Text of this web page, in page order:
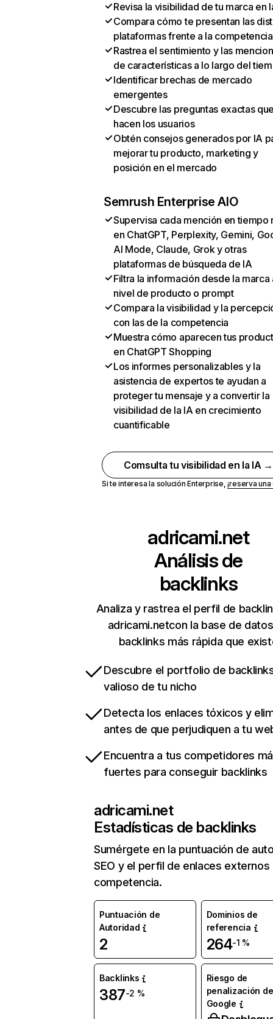
Revisa la visibilidad de tu marca en
Compara cómo te presentan las
plataformas frente a la competencia
Rastrea el sentimiento y las
de características a lo largo del
Identificar brechas de mercado
emergentes
Descubre las preguntas exactas
hacen los usuarios
Obtén consejos generados por IA
mejorar tu producto, marketing y
posición en el mercado
Semrush Enterprise AIO
Supervisa cada mención en tiempo
en ChatGPT, Perplexity, Gemini,
AI Mode, Claude, Grok y otras
plataformas de búsqueda de IA
Filtra la información desde la marca
nivel de producto o prompt
Compara la visibilidad y la
con las de la competencia
Muestra cómo aparecen tus
en ChatGPT Shopping
Los informes personalizables y la
asistencia de expertos te ayudan a
proteger tu mensaje y a convertir la
visibilidad de la IA en crecimiento
cuantificable
Comsulta tu visibilidad en la IA →
Si te interesa la solución Enterprise,¡reserva
adricami.net
Análisis de
backlinks
Analiza y rastrea el perfil de
adricami.netcon la base de
backlinks más rápida que
Descubre el portfolio de
valioso de tu nicho
Detecta los enlaces tóxicos y
antes de que perjudiquen a tu
Encuentra a tus competidores
fuertes para conseguir backlinks
adricami.net
Estadísticas de backlinks
Sumérgete en la puntuación de
SEO y el perfil de enlaces externos
competencia.
Puntuación de
Autoridad
2
Dominios de
referencia
264-1 %
Backlinks
387-2 %
Riesgo de
penalización de
Google